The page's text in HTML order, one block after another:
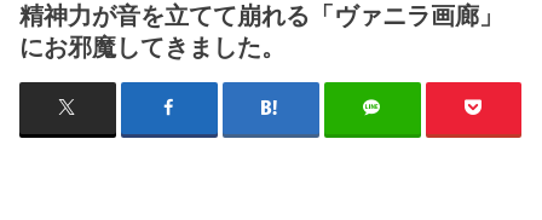
精神力が音を立てて崩れる「ヴァニラ画廊」
にお邪魔してきました。